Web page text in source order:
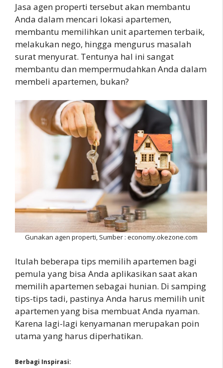
Jasa agen properti tersebut akan membantu
Anda dalam mencari lokasi apartemen,
membantu memilihkan unit apartemen terbaik,
melakukan nego, hingga mengurus masalah
surat menyurat. Tentunya hal ini sangat
membantu dan mempermudahkan Anda dalam
membeli apartemen, bukan?
Gunakan agen properti, Sumber : economy.okezone.com
Itulah beberapa tips memilih apartemen bagi
pemula yang bisa Anda aplikasikan saat akan
memilih apartemen sebagai hunian. Di samping
tips-tips tadi, pastinya Anda harus memilih unit
apartemen yang bisa membuat Anda nyaman.
Karena lagi-lagi kenyamanan merupakan poin
utama yang harus diperhatikan.
Berbagi Inspirasi: